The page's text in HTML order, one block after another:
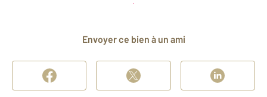
Envoyer ce bien à un ami